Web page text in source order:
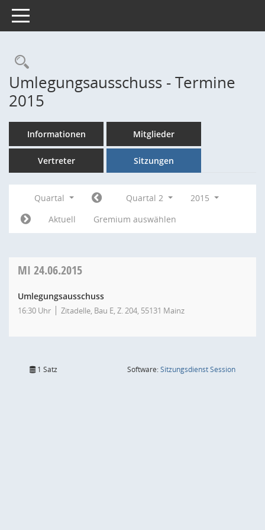
Toggle navigation
Rechercheauswahl
Umlegungsausschuss - Termine
2015
Informationen Mitglieder
Vertreter Sitzungen
Quartal Quartal 2
2015
Aktuell
Gremium auswählen
MI 24.06.2015
Umlegungsausschuss
16:30 Uhr Zitadelle, Bau E, Z. 204, 55131 Mainz
1 Satz Software:SitzungsdienstSession(Wird in